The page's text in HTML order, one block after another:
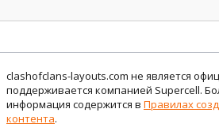
clashofclans-layouts.com не является
поддерживается компанией Supercell.
информация содержится в Правилах
контента.